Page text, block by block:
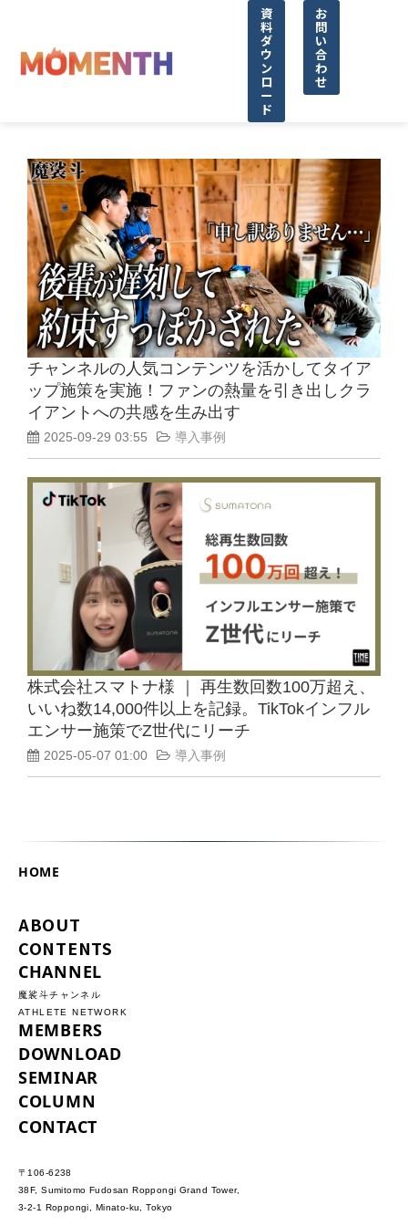
資
料
ダ
ウ
ン
ロ
ー
ド
お
問
い
合
わ
せ
チャンネルの人気コンテンツを活かしてタイア
ップ施策を実施！ファンの熱量を引き出しクラ
イアントへの共感を生み出す
2025-09-29 03:55 導入事例
株式会社スマトナ様 ｜ 再生数回数100万超え、
いいね数14,000件以上を記録。TikTokインフル
エンサー施策でZ世代にリーチ
2025-05-07 01:00 導入事例
HOME
ABOUT
CONTENTS
CHANNEL
魔裟斗チャンネル
ATHLETE NETWORK
MEMBERS
DOWNLOAD
SEMINAR
COLUMN
CONTACT
〒106-6238
38F, Sumitomo Fudosan Roppongi Grand Tower,
3-2-1 Roppongi, Minato-ku, Tokyo